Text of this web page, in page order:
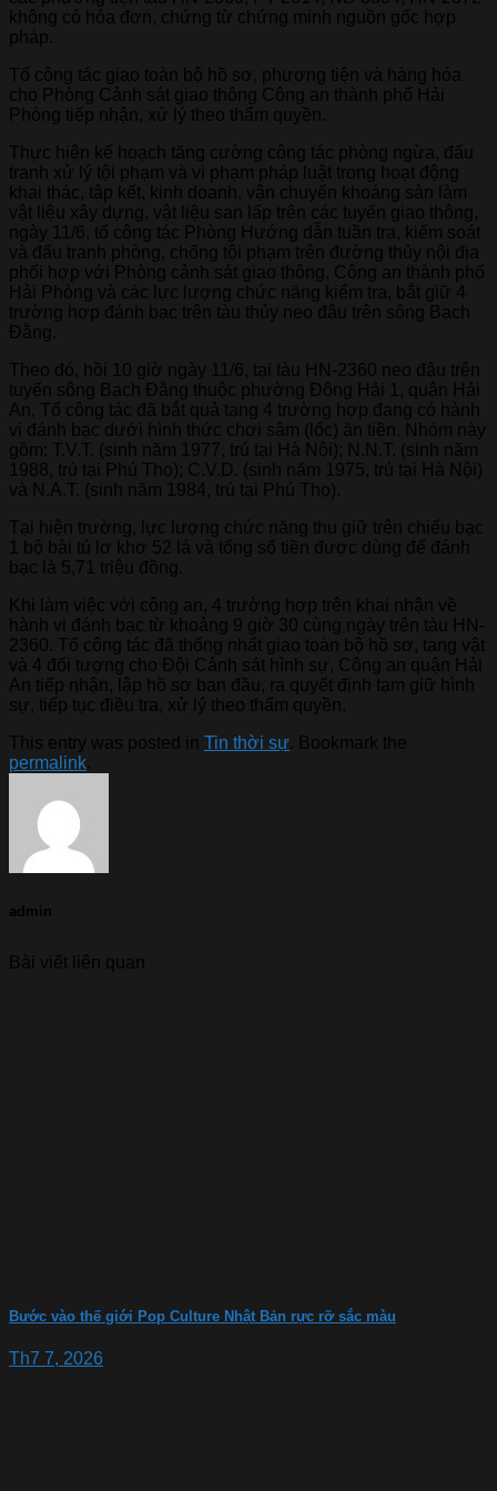
không có hóa đơn, chứng từ chứng minh nguồn gốc hợp
pháp.
Tổ công tác giao toàn bộ hồ sơ, phương tiện và hàng hóa
cho Phòng Cảnh sát giao thông Công an thành phố Hải
Phòng tiếp nhận, xử lý theo thẩm quyền.
Thực hiện kế hoạch tăng cường công tác phòng ngừa, đấu
tranh xử lý tội phạm và vi phạm pháp luật trong hoạt động
khai thác, tập kết, kinh doanh, vận chuyển khoáng sản làm
vật liệu xây dựng, vật liệu san lấp trên các tuyến giao thông,
ngày 11/6, tổ công tác Phòng Hướng dẫn tuần tra, kiểm soát
và đấu tranh phòng, chống tội phạm trên đường thủy nội địa
phối hợp với Phòng cảnh sát giao thông, Công an thành phố
Hải Phòng và các lực lượng chức năng kiểm tra, bắt giữ 4
trường hợp đánh bạc trên tàu thủy neo đậu trên sông Bạch
Đằng.
Theo đó, hồi 10 giờ ngày 11/6, tại tàu HN-2360 neo đậu trên
tuyến sông Bạch Đằng thuộc phường Đông Hải 1, quận Hải
An, Tổ công tác đã bắt quả tang 4 trường hợp đang có hành
vi đánh bạc dưới hình thức chơi sâm (lốc) ăn tiền. Nhóm này
gồm: T.V.T. (sinh năm 1977, trú tại Hà Nội); N.N.T. (sinh năm
1988, trú tại Phú Thọ); C.V.D. (sinh năm 1975, trú tại Hà Nội)
và N.A.T. (sinh năm 1984, trú tại Phú Thọ).
Tại hiện trường, lực lượng chức năng thu giữ trên chiếu bạc
1 bộ bài tú lơ khơ 52 lá và tổng số tiền được dùng để đánh
bạc là 5,71 triệu đồng.
Khi làm việc với công an, 4 trường hợp trên khai nhận về
hành vi đánh bạc từ khoảng 9 giờ 30 cùng ngày trên tàu HN-
2360. Tổ công tác đã thống nhất giao toàn bộ hồ sơ, tang vật
và 4 đối tượng cho Đội Cảnh sát hình sự, Công an quận Hải
An tiếp nhận, lập hồ sơ ban đầu, ra quyết định tạm giữ hình
sự, tiếp tục điều tra, xử lý theo thẩm quyền.
This entry was posted in Tin thời sự. Bookmark the
permalink.
admin
Bài viết liên quan
Bước vào thế giới Pop Culture Nhật Bản rực rỡ sắc màu
Th7 7, 2026